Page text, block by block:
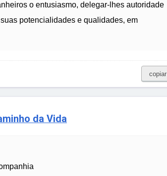
o entusiasmo, delegar-lhes autoridade
potencialidades e qualidades, em
copiar
da Vida